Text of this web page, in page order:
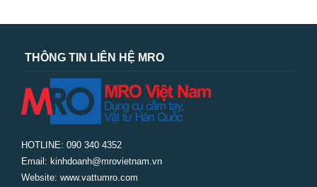
THÔNG TIN LIÊN HỆ MRO
HOTLINE: 090 340 4352
Email: kinhdoanh@mrovietnam.vn
Website: www.vattumro.com